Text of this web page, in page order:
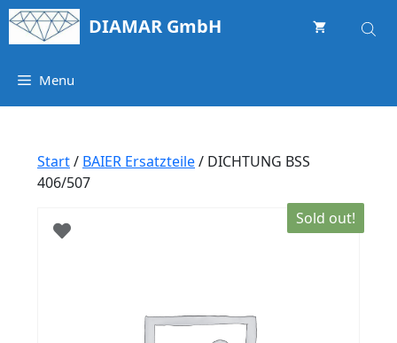
Springe
zum
DIAMAR GmbH
Menu
Start/ BAIER Ersatzteile/ DICHTUNG BSS
406/507
Sold out!